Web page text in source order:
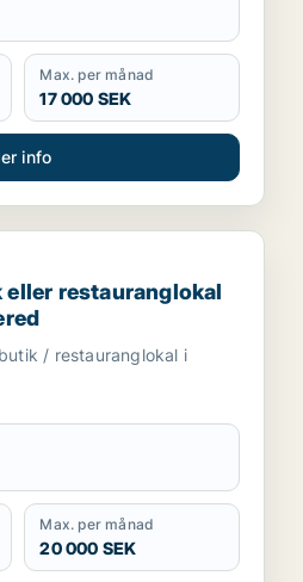
Max. per månad
17 000 SEK
info
restauranglokal för
eller restauranglokal
/ restauranglokal i
Max. per månad
20 000 SEK